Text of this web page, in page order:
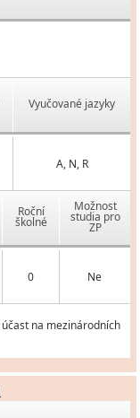
Vyučované jazyky
A, N, R
Roční
školné
Možnost
studia pro
ZP
0 Ne
na mezinárodních